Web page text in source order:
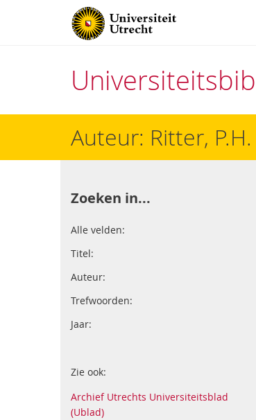
Auteur: Ritter, P.H.
Zoeken in...
Alle velden:
Titel:
Auteur:
Trefwoorden:
Jaar:
Zie ook:
Archief Utrechts Universiteitsblad
(Ublad)